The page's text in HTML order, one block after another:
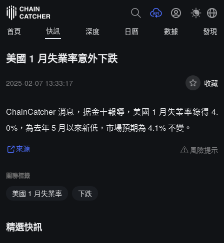
首頁 快訊 深度 日曆 數據 發現
美國 1 月失業率意外下跌
2025-02-07 13:33:17 收藏
ChainCatcher 消息，据金十報導，美國 1 月失業率錄得 4.
0%，為去年 5 月以來新低，市場預期為 4.1% 不變。
來源 風險提示
關聯標籤
美國 1 月失業率 下跌
精選快訊